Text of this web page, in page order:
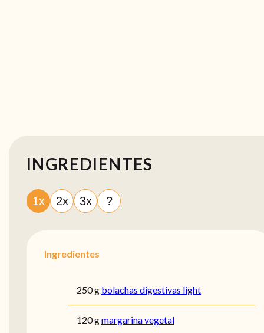
INGREDIENTES
1x 2x 3x ?
Ingredientes
250 g bolachas digestivas light
120 gmargarina vegetal